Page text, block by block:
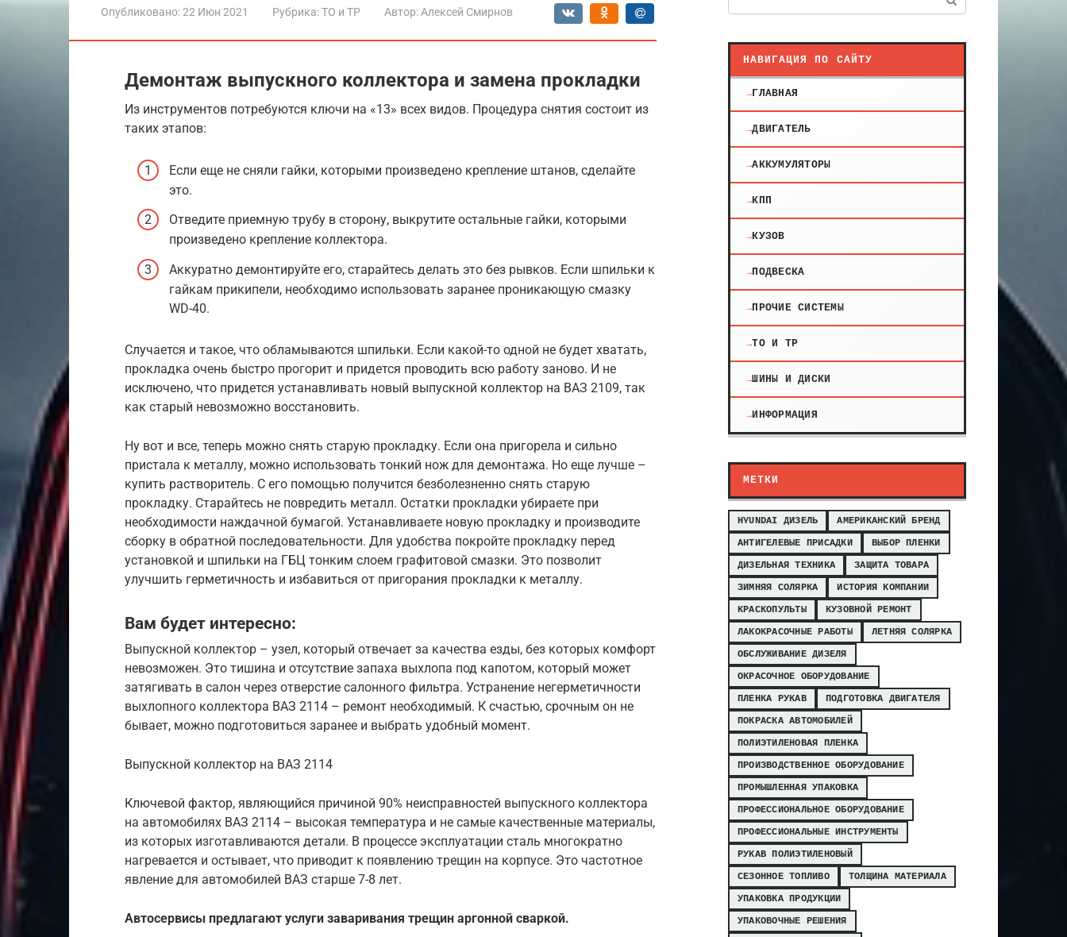
Опубликовано:22 Июн 2021 Рубрика:ТО и ТР Автор: Алексей Смирнов
Демонтаж выпускного коллектора и замена прокладки
Из инструментов потребуются ключи на «13» всех видов. Процедура снятия состоит из
таких этапов:
Если еще не сняли гайки, которыми произведено крепление штанов, сделайте
это.
Отведите приемную трубу в сторону, выкрутите остальные гайки, которыми
произведено крепление коллектора.
Аккуратно демонтируйте его, старайтесь делать это без рывков. Если шпильки к
гайкам прикипели, необходимо использовать заранее проникающую смазку
WD-40.
Случается и такое, что обламываются шпильки. Если какой-то одной не будет хватать,
прокладка очень быстро прогорит и придется проводить всю работу заново. И не
исключено, что придется устанавливать новый выпускной коллектор на ВАЗ 2109, так
как старый невозможно восстановить.
Ну вот и все, теперь можно снять старую прокладку. Если она пригорела и сильно
пристала к металлу, можно использовать тонкий нож для демонтажа. Но еще лучше –
купить растворитель. С его помощью получится безболезненно снять старую
прокладку. Старайтесь не повредить металл. Остатки прокладки убираете при
необходимости наждачной бумагой. Устанавливаете новую прокладку и производите
сборку в обратной последовательности. Для удобства покройте прокладку перед
установкой и шпильки на ГБЦ тонким слоем графитовой смазки. Это позволит
улучшить герметичность и избавиться от пригорания прокладки к металлу.
Вам будет интересно:
Выпускной коллектор – узел, который отвечает за качества езды, без которых комфорт
невозможен. Это тишина и отсутствие запаха выхлопа под капотом, который может
затягивать в салон через отверстие салонного фильтра. Устранение негерметичности
выхлопного коллектора ВАЗ 2114 – ремонт необходимый. К счастью, срочным он не
бывает, можно подготовиться заранее и выбрать удобный момент.
Выпускной коллектор на ВАЗ 2114
Ключевой фактор, являющийся причиной 90% неисправностей выпускного коллектора
на автомобилях ВАЗ 2114 – высокая температура и не самые качественные материалы,
из которых изготавливаются детали. В процессе эксплуатации сталь многократно
нагревается и остывает, что приводит к появлению трещин на корпусе. Это частотное
явление для автомобилей ВАЗ старше 7-8 лет.
Автосервисы предлагают услуги заваривания трещин аргонной сваркой.
НАВИГАЦИЯ ПО САЙТУ
ГЛАВНАЯ
ДВИГАТЕЛЬ
АККУМУЛЯТОРЫ
КПП
КУЗОВ
ПОДВЕСКА
ПРОЧИЕ СИСТЕМЫ
ТО И ТР
ШИНЫ И ДИСКИ
ИНФОРМАЦИЯ
МЕТКИ
HYUNDAI ДИЗЕЛЬ
АМЕРИКАНСКИЙ БРЕНД
АНТИГЕЛЕВЫЕ ПРИСАДКИ
ВЫБОР ПЛЕНКИ
ДИЗЕЛЬНАЯ ТЕХНИКА
ЗАЩИТА ТОВАРА
ЗИМНЯЯ СОЛЯРКА
ИСТОРИЯ КОМПАНИИ
КРАСКОПУЛЬТЫ
КУЗОВНОЙ РЕМОНТ
ЛАКОКРАСОЧНЫЕ РАБОТЫ
ЛЕТНЯЯ СОЛЯРКА
ОБСЛУЖИВАНИЕ ДИЗЕЛЯ
ОКРАСОЧНОЕ ОБОРУДОВАНИЕ
ПЛЕНКА РУКАВ
ПОДГОТОВКА ДВИГАТЕЛЯ
ПОКРАСКА АВТОМОБИЛЕЙ
ПОЛИЭТИЛЕНОВАЯ ПЛЕНКА
ПРОИЗВОДСТВЕННОЕ ОБОРУДОВАНИЕ
ПРОМЫШЛЕННАЯ УПАКОВКА
ПРОФЕССИОНАЛЬНОЕ ОБОРУДОВАНИЕ
ПРОФЕССИОНАЛЬНЫЕ ИНСТРУМЕНТЫ
РУКАВ ПОЛИЭТИЛЕНОВЫЙ
СЕЗОННОЕ ТОПЛИВО
ТОЛЩИНА МАТЕРИАЛА
УПАКОВКА ПРОДУКЦИИ
УПАКОВОЧНЫЕ РЕШЕНИЯ